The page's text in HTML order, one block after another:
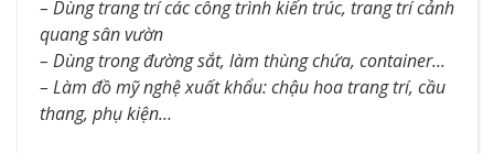
– Dùng trang trí các công trình kiến trúc, trang trí cảnh
quang sân vườn
– Dùng trong đường sắt, làm thùng chứa, container…
– Làm đồ mỹ nghệ xuất khẩu: chậu hoa trang trí, cầu
thang, phụ kiện…